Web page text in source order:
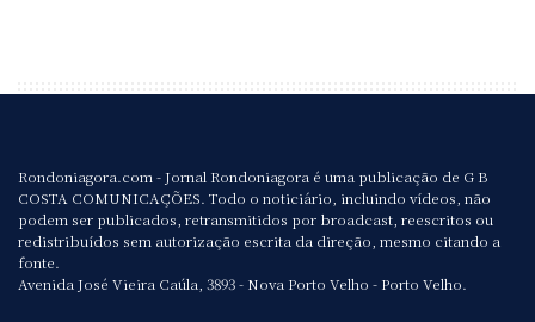
Rondoniagora.com - Jornal Rondoniagora é uma publicação de G B
COSTA COMUNICAÇÕES. Todo o noticiário, incluindo vídeos, não
podem ser publicados, retransmitidos por broadcast, reescritos ou
redistribuídos sem autorização escrita da direção, mesmo citando a
fonte.
Avenida José Vieira Caúla, 3893 - Nova Porto Velho - Porto Velho.